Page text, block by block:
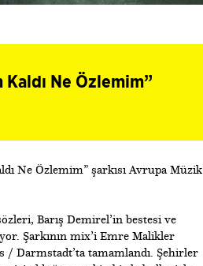
Ne Özlemim”
Ne Özlemim” şarkısı Avrupa Müzik
Barış Demirel’in bestesi ve
Şarkının mix’i Emre Malikler
/ Darmstadt’ta tamamlandı. Şehirler